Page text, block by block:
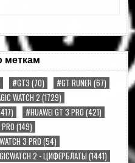
меткам
#GT3 (70) #GT RUNER(67)
WATCH 2 (1729)
#HUAWEI GT 3 PRO (421)
(149)
3 PRO (54)
2 - ЦИФЕРБЛАТЫ (1441)